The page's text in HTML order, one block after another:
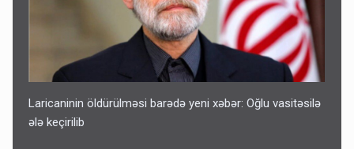
Laricaninin öldürülməsi barədə yeni xəbər: Oğlu vasitəsilə
ələ keçirilib